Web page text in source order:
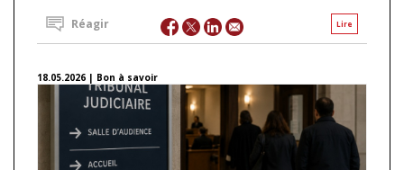
Lire
Réagir
18.05.2026 | Bon à savoir